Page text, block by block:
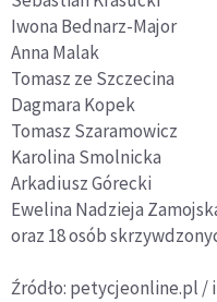
Iwona Bednarz-Major
Anna Malak
Tomasz ze Szczecina
Dagmara Kopek
Tomasz Szaramowicz
Karolina Smolnicka
Arkadiusz Górecki
Ewelina Nadzieja
oraz 18 osób
Źródło: petycjeonline.pl /